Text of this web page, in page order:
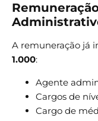
A remuneração já
1.000:
Agente
Cargos de
Cargo de